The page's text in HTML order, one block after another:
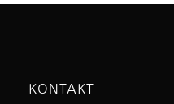
KONTAKT